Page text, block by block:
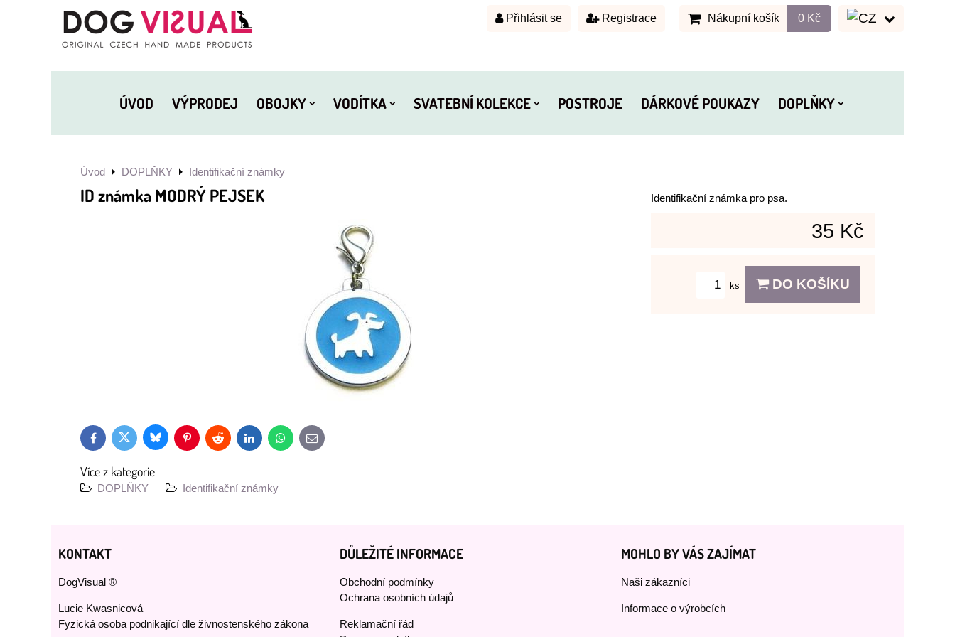
Přihlásit se Registrace Nákupní košík 0 Kč
ÚVOD VÝPRODEJ OBOJKY VODÍTKA SVATEBNÍ KOLEKCE POSTROJE DÁRKOVÉ POUKAZY DOPLŇKY
Úvod DOPLŇKY Identifikační známky
ID známka MODRÝ PEJSEK Identifikační známka pro psa.
35 Kč
ks DO KOŠÍKU
FacebookTwitter BlueskyPinterestReddit LinkedInWhatsApp
E-
mail
Více z kategorie
DOPLŇKY Identifikační známky
KONTAKT
DogVisual ®
Lucie Kwasnicová
Fyzická osoba podnikající dle živnostenského zákona
DŮLEŽITÉ INFORMACE
Obchodní podmínky
Ochrana osobních údajů
Reklamační řád
MOHLO BY VÁS ZAJÍMAT
Naši zákazníci
Informace o výrobcích